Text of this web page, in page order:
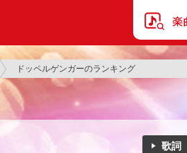
ドッペルゲンガーのランキング
歌詞